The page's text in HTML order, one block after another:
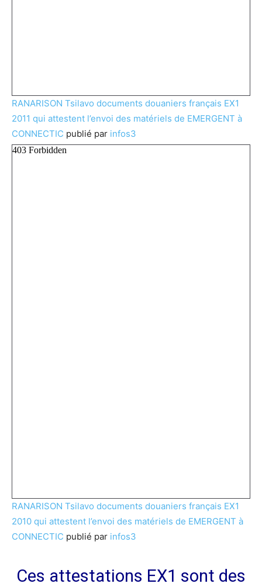
RANARISON Tsilavo documents douaniers français EX1
2011 qui attestent l’envoi des matériels de EMERGENT à
CONNECTIC publié par infos3
RANARISON Tsilavo documents douaniers français EX1
2010 qui attestent l’envoi des matériels de EMERGENT à
CONNECTIC publié par infos3
Ces attestations EX1 sont des